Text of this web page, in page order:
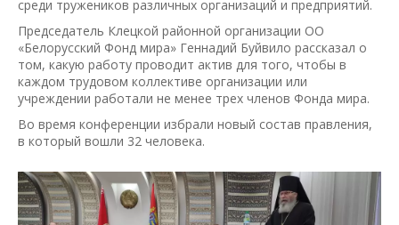
среди тружеников различных организаций и предприятий.
Председатель Клецкой районной организации ОО
«Белорусский Фонд мира» Геннадий Буйвило рассказал о
том, какую работу проводит актив для того, чтобы в
каждом трудовом коллективе организации или
учреждении работали не менее трех членов Фонда мира.
Во время конференции избрали новый состав правления,
в который вошли 32 человека.